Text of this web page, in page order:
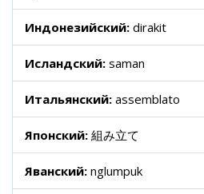
Индонезийский: dirakit
Исландский: saman
Итальянский: assemblato
Японский: 組み立て
Яванский: nglumpuk